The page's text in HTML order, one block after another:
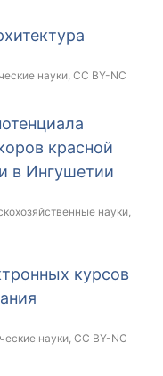
науки, CC BY-NC
красной
в Ингушетии
науки,
курсов
науки, CC BY-NC